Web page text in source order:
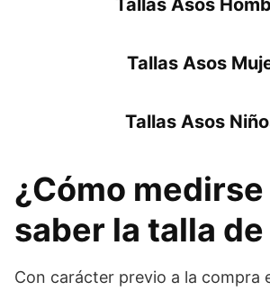
Tallas Asos
Tallas Asos
Tallas Asos
¿Cómo medirse
saber la talla
Con carácter previo a la compra